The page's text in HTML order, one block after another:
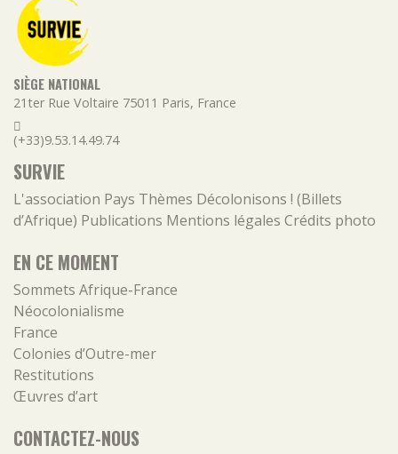
SIÈGE NATIONAL
21ter Rue Voltaire 75011 Paris, France
(+33)9.53.14.49.74
SURVIE
L'association Pays Thèmes Décolonisons ! (Billets
d’Afrique) Publications Mentions légales Crédits photo
EN CE MOMENT
Sommets Afrique-France
Néocolonialisme
France
Colonies d’Outre-mer
Restitutions
Œuvres d’art
CONTACTEZ-NOUS